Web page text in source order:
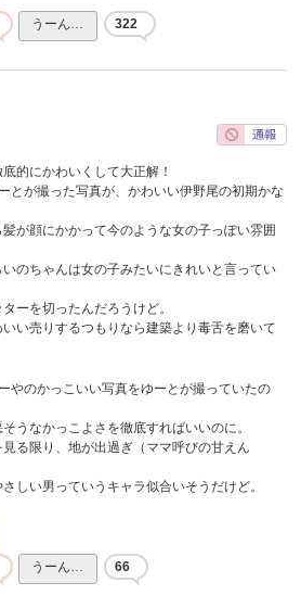
うーん… 322
的にかわいくして大正解！
とが撮った写真が、かわいい伊野尾の初期かな
が顔にかかって今のような女の子っぽい雰囲
のちゃんは女の子みたいにきれいと言ってい
ーを切ったんだろうけど。
い売りするつもりなら建築より毒舌を磨いて
やのかっこいい写真をゆーとが撮っていたの
うなかっこよさを徹底すればいいのに。
る限り、地が出過ぎ（ママ呼びの甘えん
しい男っていうキャラ似合いそうだけど。
うーん… 66